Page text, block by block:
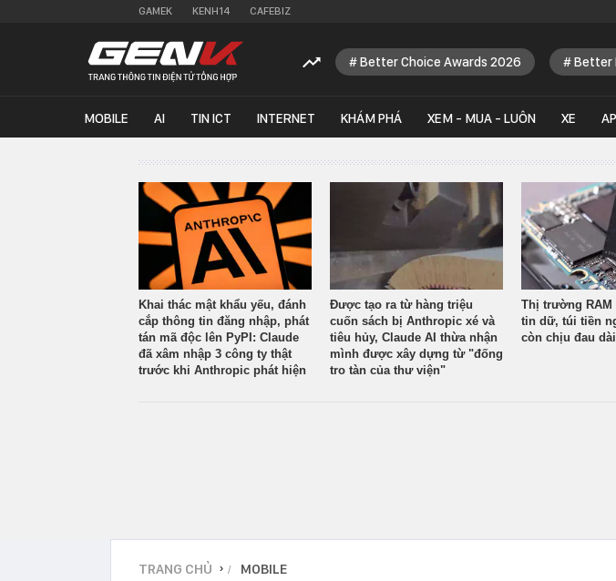
GAMEK KENH14 CAFEBIZ
Better Choice Awards 2026 Better
MOBILE AI TIN ICT INTERNET KHÁM PHÁ XEM - MUA - LUÔN XE
Khai thác mật khẩu yếu, đánh
cắp thông tin đăng nhập, phát
tán mã độc lên PyPI: Claude
đã xâm nhập 3 công ty thật
trước khi Anthropic phát hiện
Được tạo ra từ hàng triệu
cuốn sách bị Anthropic xé và
tiêu hủy, Claude AI thừa nhận
mình được xây dựng từ "đống
tro tàn của thư viện"
Thị trường RAM
tin dữ, túi tiền
còn chịu đau
TRANG CHỦ › MOBILE